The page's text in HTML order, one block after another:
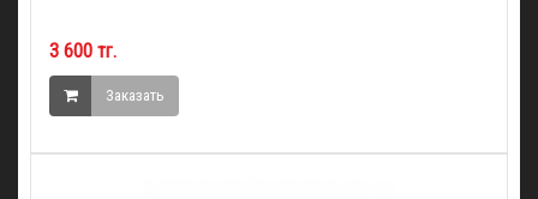
3 600 тг.
Заказать